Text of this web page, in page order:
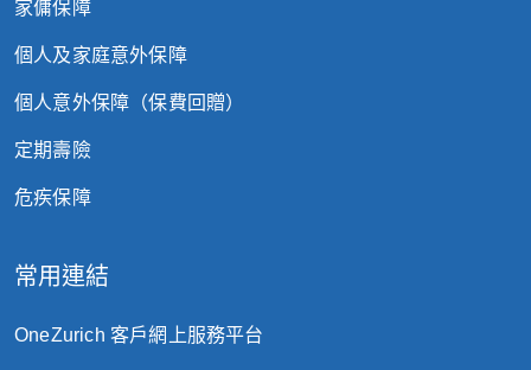
家傭保障
個人及家庭意外保障
個人意外保障（保費回贈）
定期壽險
危疾保障
常用連結
OneZurich 客戶網上服務平台